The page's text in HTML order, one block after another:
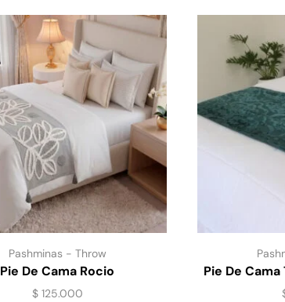
Pashminas - Throw
Pie De Cama Rocio
$125.000
Pie De